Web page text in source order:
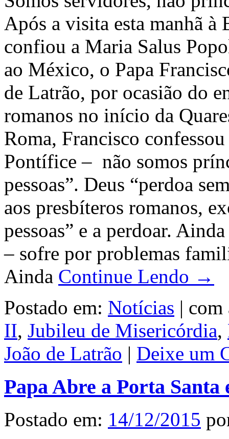
Após a visita esta manhã
confiou a Maria Salus
ao México, o Papa
de Latrão, por ocasião do
romanos no início da
Roma, Francisco
Pontífice – não somos
pessoas”. Deus “perdoa
aos presbíteros romanos,
pessoas” e a perdoar.
– sofre por problemas
Ainda Continue Lendo →
Postado em: Notícias | com
II, Jubileu de Misericórdia,
João de Latrão | Deixe um
Papa Abre a Porta Santa
Postado em: 14/12/2015